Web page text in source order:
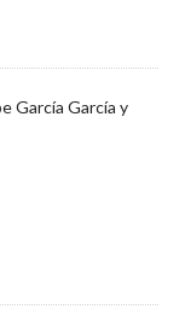
García García y